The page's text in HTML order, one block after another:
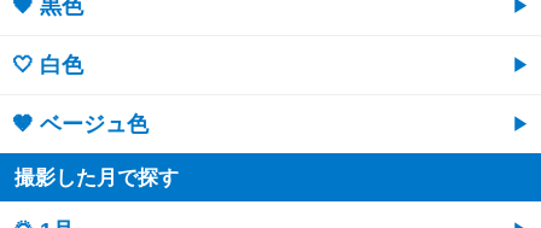
🖤 黒色
🤍 白色
🤎 ベージュ色
撮影した月で探す